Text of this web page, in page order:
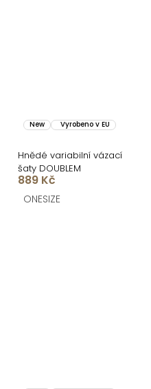
New Vyrobeno v EU
Hnědé variabilní vázací
šaty DOUBLEM
889 Kč
ONESIZE